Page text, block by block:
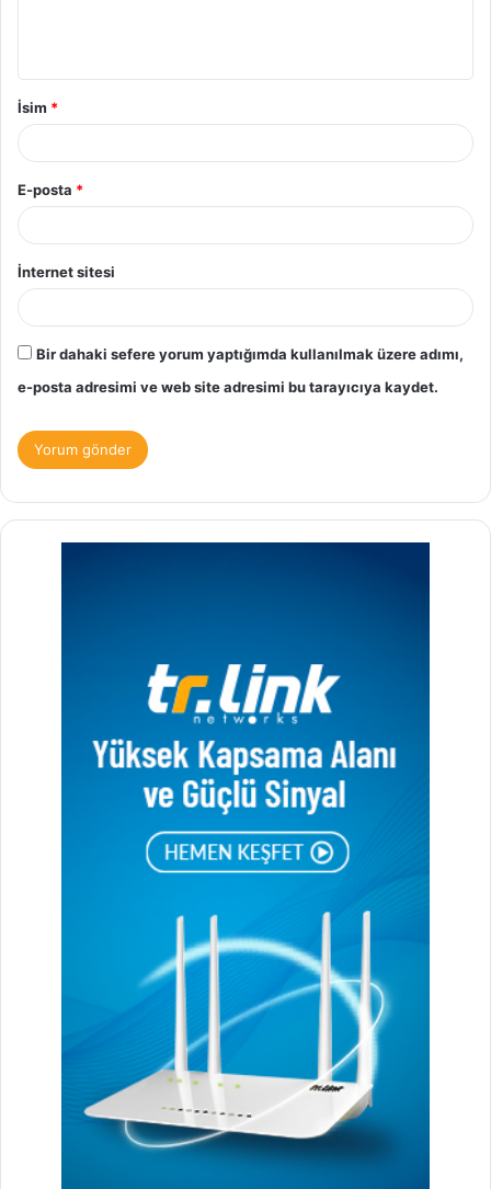
İsim *
E-posta *
İnternet sitesi
Bir dahaki sefere yorum yaptığımda kullanılmak üzere adımı,
e-posta adresimi ve web site adresimi bu tarayıcıya kaydet.